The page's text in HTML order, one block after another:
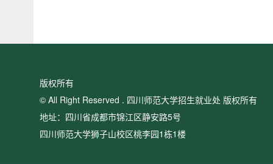
版权所有
© All Right Reserved . 四川师范大学招生就业处 版权所有
地址：四川省成都市锦江区静安路5号
四川师范大学狮子山校区桃李园1栋1楼